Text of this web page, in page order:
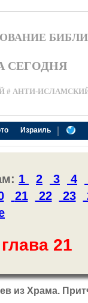
СЕГОДНЯ
# АНТИ-
Израиль |
1 2 3 4
21 22 23
21
из Храма.